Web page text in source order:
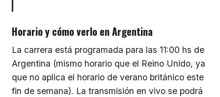
Horario y cómo verlo en Argentina
La carrera está programada para las 11:00 hs de
Argentina (mismo horario que el Reino Unido, ya
que no aplica el horario de verano británico este
fin de semana). La transmisión en vivo se podrá